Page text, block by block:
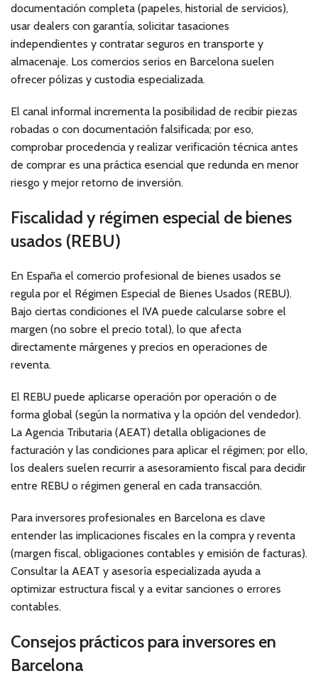
documentación completa (papeles, historial de servicios),
usar dealers con garantía, solicitar tasaciones
independientes y contratar seguros en transporte y
almacenaje. Los comercios serios en Barcelona suelen
ofrecer pólizas y custodia especializada.
El canal informal incrementa la posibilidad de recibir piezas
robadas o con documentación falsificada; por eso,
comprobar procedencia y realizar verificación técnica antes
de comprar es una práctica esencial que redunda en menor
riesgo y mejor retorno de inversión.
Fiscalidad y régimen especial de bienes
usados (REBU)
En España el comercio profesional de bienes usados se
regula por el Régimen Especial de Bienes Usados (REBU).
Bajo ciertas condiciones el IVA puede calcularse sobre el
margen (no sobre el precio total), lo que afecta
directamente márgenes y precios en operaciones de
reventa.
El REBU puede aplicarse operación por operación o de
forma global (según la normativa y la opción del vendedor).
La Agencia Tributaria (AEAT) detalla obligaciones de
facturación y las condiciones para aplicar el régimen; por ello,
los dealers suelen recurrir a asesoramiento fiscal para decidir
entre REBU o régimen general en cada transacción.
Para inversores profesionales en Barcelona es clave
entender las implicaciones fiscales en la compra y reventa
(margen fiscal, obligaciones contables y emisión de facturas).
Consultar la AEAT y asesoría especializada ayuda a
optimizar estructura fiscal y a evitar sanciones o errores
contables.
Consejos prácticos para inversores en
Barcelona